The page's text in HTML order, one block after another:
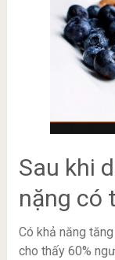
Sau khi
nặng có
Có khả năng
cho thấy 60%